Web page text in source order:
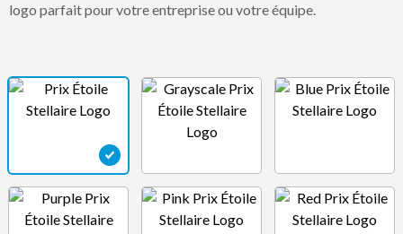
logo parfait pour votre entreprise ou votre équipe.